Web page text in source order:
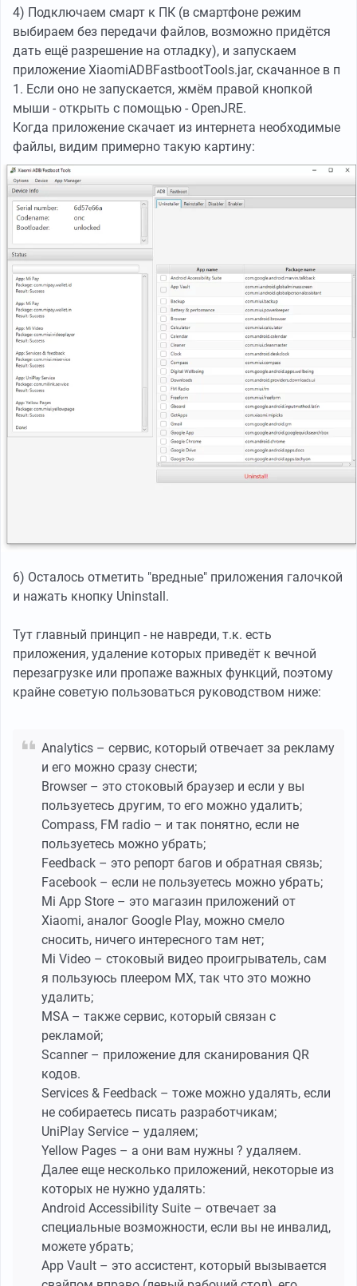
4) Подключаем смарт к ПК (в смартфоне режим
выбираем без передачи файлов, возможно придётся
дать ещё разрешение на отладку), и запускаем
приложение XiaomiADBFastbootTools.jar, скачанное в п
1. Если оно не запускается, жмём правой кнопкой
мыши - открыть с помощью - OpenJRE.
Когда приложение скачает из интернета необходимые
файлы, видим примерно такую картину:
6) Осталось отметить "вредные" приложения галочкой
и нажать кнопку Uninstall.
Тут главный принцип - не навреди, т.к. есть
приложения, удаление которых приведёт к вечной
перезагрузке или пропаже важных функций, поэтому
крайне советую пользоваться руководством ниже:
Analytics – сервис, который отвечает за рекламу
и его можно сразу снести;
Browser – это стоковый браузер и если у вы
пользуетесь другим, то его можно удалить;
Compass, FM radio – и так понятно, если не
пользуетесь можно убрать;
Feedback – это репорт багов и обратная связь;
Facebook – если не пользуетесь можно убрать;
Mi App Store – это магазин приложений от
Xiaomi, аналог Google Play, можно смело
сносить, ничего интересного там нет;
Mi Video – стоковый видео проигрыватель, сам
я пользуюсь плеером MX, так что это можно
удалить;
MSA – также сервис, который связан с
рекламой;
Scanner – приложение для сканирования QR
кодов.
Services & Feedback – тоже можно удалять, если
не собираетесь писать разработчикам;
UniPlay Service – удаляем;
Yellow Pages – а они вам нужны ? удаляем.
Далее еще несколько приложений, некоторые из
которых не нужно удалять:
Android Accessibility Suite – отвечает за
специальные возможности, если вы не инвалид,
можете убрать;
App Vault – это ассистент, который вызывается